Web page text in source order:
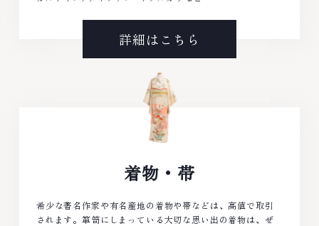
詳細はこちら
着物・帯
希少な著名作家や有名産地の着物や帯などは、高値で取引
されます。箪笥にしまっている大切な思い出の着物は、ぜ